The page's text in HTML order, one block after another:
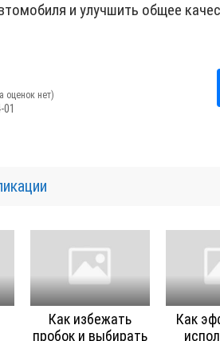
и улучшить общее
оценок нет)
Как избежать
пробок и выбирать
Как